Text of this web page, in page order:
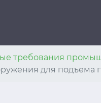
требования
для подъема